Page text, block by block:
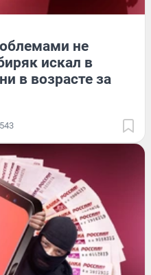
не
искал в
в возрасте за
543